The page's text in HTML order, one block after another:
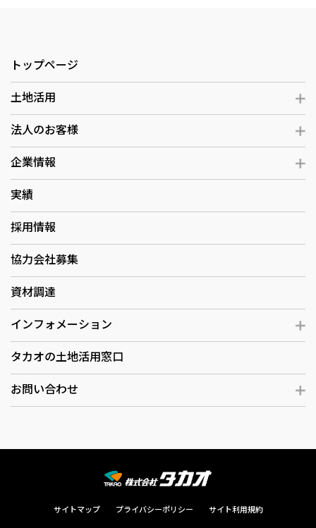
トップページ
土地活用
法人のお客様
企業情報
実績
採用情報
協力会社募集
資材調達
インフォメーション
タカオの土地活用窓口
お問い合わせ
サイトマップ プライバシーポリシー サイト利用規約